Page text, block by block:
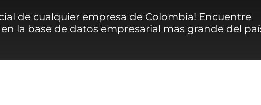
de cualquier empresa de Colombia! Encuentre
la base de datos empresarial mas grande del